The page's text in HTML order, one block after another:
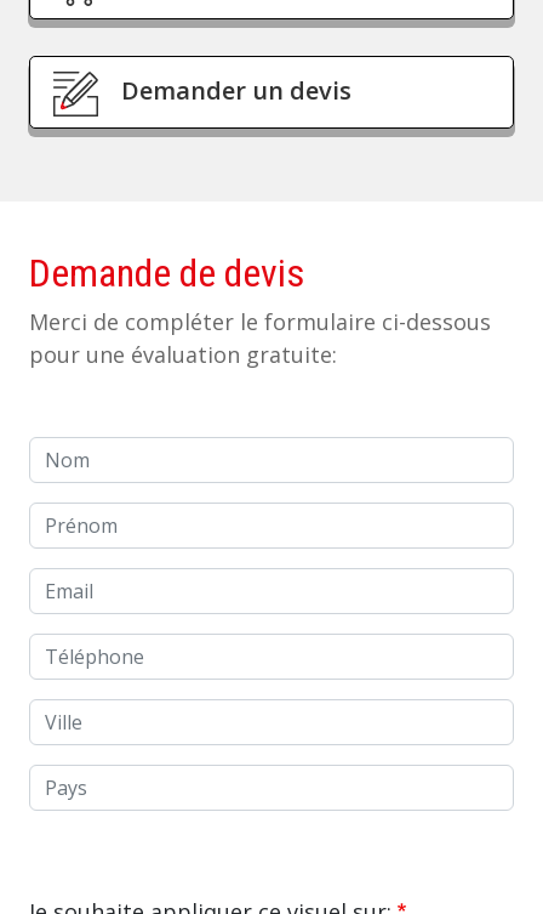
Demander un devis
Demande de devis
Merci de compléter le formulaire ci-dessous
pour une évaluation gratuite:
Nom
Prénom
Email
Téléphone
Ville
Pays